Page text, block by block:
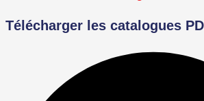
Télécharger les catalogues